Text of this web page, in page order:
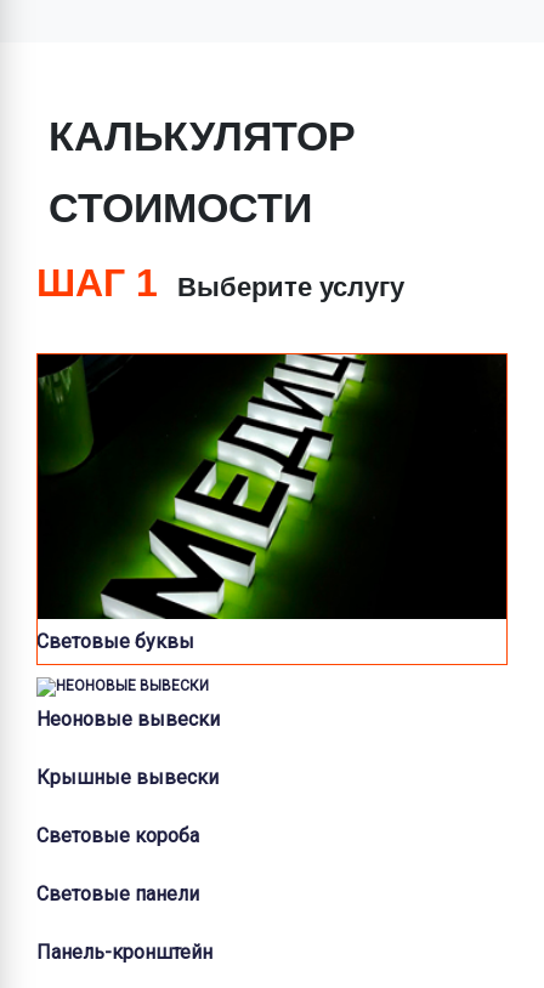
КАЛЬКУЛЯТОР
СТОИМОСТИ
ШАГ 1 Выберите услугу
Световые буквы
Неоновые вывески
Крышные вывески
Световые короба
Световые панели
Панель-кронштейн